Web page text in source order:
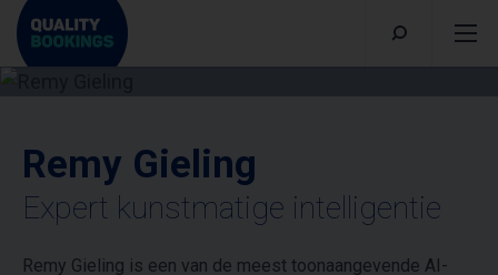
Remy Gieling
Expert kunstmatige intelligentie
Remy Gieling is een van de meest toonaangevende AI-